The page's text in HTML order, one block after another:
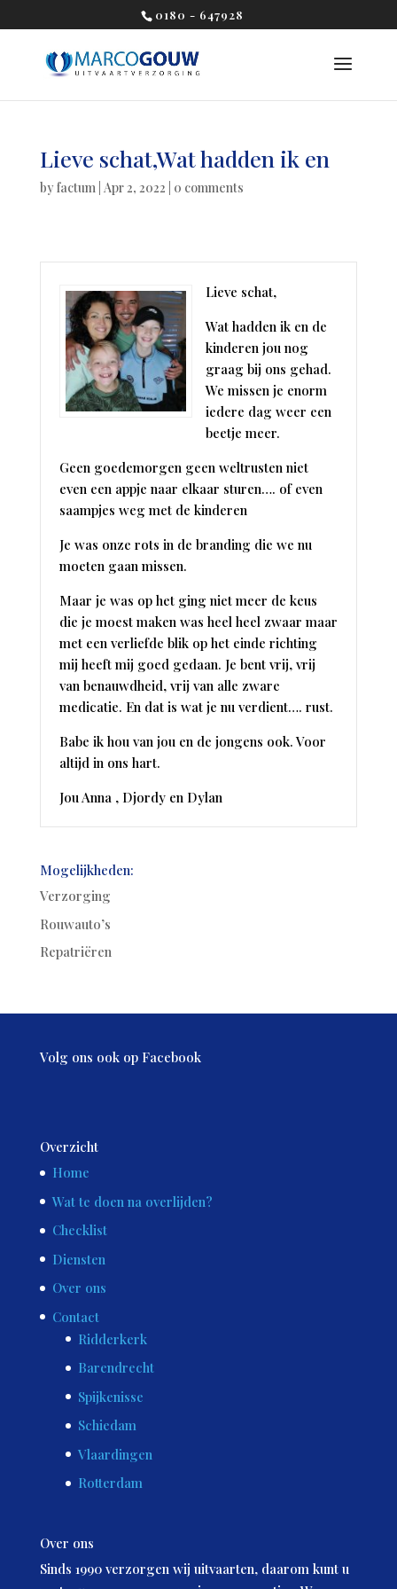
0180 - 647928
Lieve schat,Wat hadden ik en
byfactum| Apr 2, 2022 0 comments
Lieve schat,
Wat hadden ik en de
kinderen jou nog
graag bij ons gehad.
We missen je enorm
iedere dag weer een
beetje meer.
Geen goedemorgen geen weltrusten niet
even een appje naar elkaar sturen…. of even
saampjes weg met de kinderen
Je was onze rots in de branding die we nu
moeten gaan missen.
Maar je was op het ging niet meer de keus
die je moest maken was heel heel zwaar maar
met een verliefde blik op het einde richting
mij heeft mij goed gedaan. Je bent vrij, vrij
van benauwdheid, vrij van alle zware
medicatie. En dat is wat je nu verdient…. rust.
Babe ik hou van jou en de jongens ook. Voor
altijd in ons hart.
Jou Anna , Djordy en Dylan
Mogelijkheden:
Verzorging
Rouwauto’s
Repatriëren
Volg ons ook op Facebook
Overzicht
Home
Wat te doen na overlijden?
Checklist
Diensten
Over ons
Contact
Ridderkerk
Barendrecht
Spijkenisse
Schiedam
Vlaardingen
Rotterdam
Over ons
Sinds 1990 verzorgen wij uitvaarten, daarom kunt u